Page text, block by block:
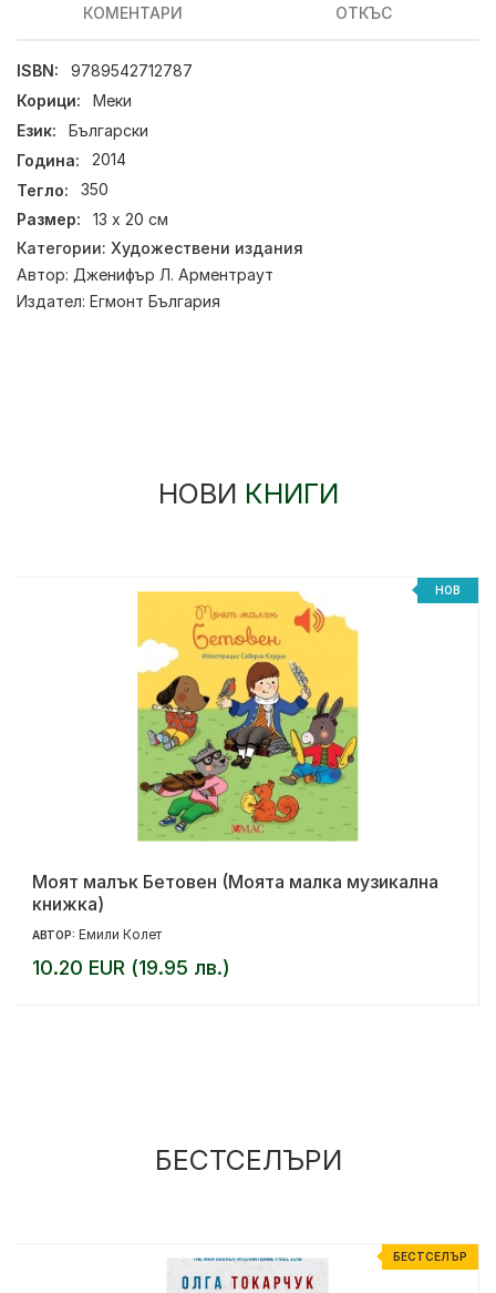
КОМЕНТАРИ ОТКЪС
ISBN:
9789542712787
Корици:
Меки
Език:
Български
Година:
2014
Тегло:
350
Размер:
13 х 20 см
Категории: Художествени издания
Автор: Дженифър Л. Арментраут
Издател: Егмонт България
НОВИ КНИГИ
НОВ
Моят малък Бетовен (Моята малка музикална
книжка)
АВТОР: Емили Колет
10.20 EUR (19.95 лв.)
БЕСТСЕЛЪРИ
БЕСТСЕЛЪР